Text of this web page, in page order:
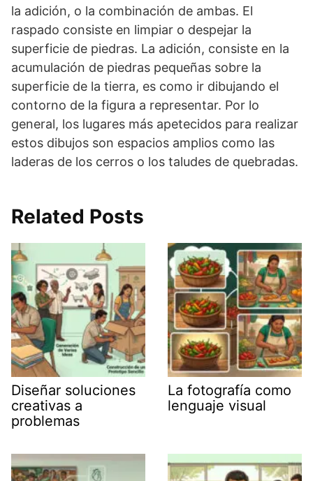
la adición, o la combinación de ambas. El
raspado consiste en limpiar o despejar la
superficie de piedras. La adición, consiste en la
acumulación de piedras pequeñas sobre la
superficie de la tierra, es como ir dibujando el
contorno de la figura a representar. Por lo
general, los lugares más apetecidos para realizar
estos dibujos son espacios amplios como las
laderas de los cerros o los taludes de quebradas.
Related Posts
Diseñar soluciones
creativas a
problemas
La fotografía como
lenguaje visual